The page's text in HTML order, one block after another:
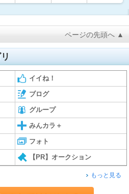
ページの先頭へ ▲
イイね！
ブログ
グループ
みんカラ＋
フォト
【PR】オークション
もっと見る